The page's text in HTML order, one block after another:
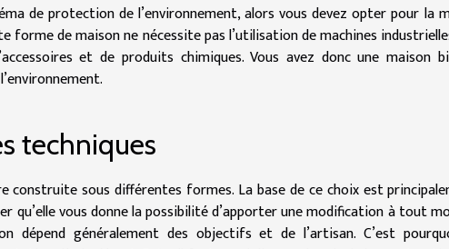
de protection de l’environnement, alors vous devez opter pour la
de maison ne nécessite pas l’utilisation de machines
et de produits chimiques. Vous avez donc une maison
techniques
construite sous différentes formes. La base de ce choix est
qu’elle vous donne la possibilité d’apporter une modification à tout
dépend généralement des objectifs et de l’artisan. C’est